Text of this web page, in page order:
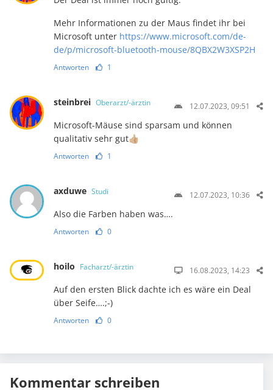
Mehr Informationen zu der Maus findet ihr bei
Microsoft unter https://www.microsoft.com/de-
de/p/microsoft-bluetooth-mouse/8QBX2W3XSP2H
Antworten 1
steinbrei Oberarzt/-ärztin 12.07.2023, 09:51
Microsoft-Mäuse sind sparsam und können
qualitativ sehr gut👍🏼
Antworten 1
axduwe Studi 12.07.2023, 10:36
Also die Farben haben was….
Antworten 0
hoilo Facharzt/-ärztin 16.08.2023, 14:23
Auf den ersten Blick dachte ich es wäre ein Deal
über Seife….;-)
Antworten 0
Kommentar schreiben